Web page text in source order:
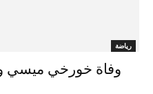
رياضة